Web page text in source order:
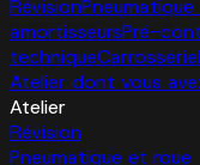
Révision
amortisseursPré-
techniqueCarrosserie
Atelier dont vous
Atelier
Révision
Pneumatique et roue